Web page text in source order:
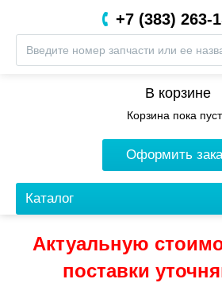
8 (800) 201-
+7 (383) 263-
В корзине
Корзина пока
Оформить
Каталог
Актуальную
поставки